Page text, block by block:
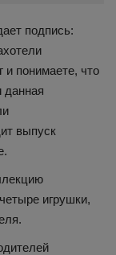
подпись:
и понимаете, что
данная
выпуск
игрушки,